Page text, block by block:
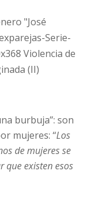
burbuja”: son
mujeres: “Los
de mujeres se
que existen esos